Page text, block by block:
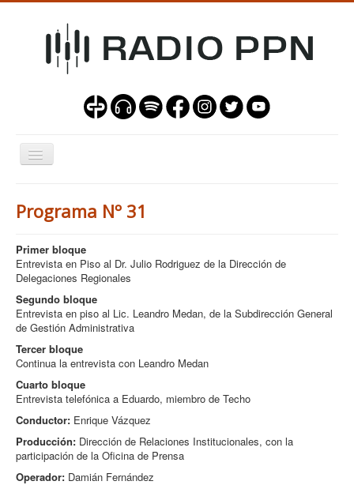
Alternar
navegación
Nuestra Misión
Contacto
Sala de operadores
Programa Nº 31
Primer bloque
Entrevista en Piso al Dr. Julio Rodriguez de la Dirección de
Delegaciones Regionales
Segundo bloque
Entrevista en piso al Lic. Leandro Medan, de la Subdirección General
de Gestión Administrativa
Tercer bloque
Continua la entrevista con Leandro Medan
Cuarto bloque
Entrevista telefónica a Eduardo, miembro de Techo
Conductor: Enrique Vázquez
Producción: Dirección de Relaciones Institucionales, con la
participación de la Oficina de Prensa
Operador: Damián Fernández